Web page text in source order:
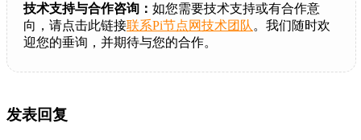
技术支持与合作咨询： 如您需要技术支持或有合作意
向，请点击此链接联系Pi节点网技术团队 。我们随时欢
迎您的垂询，并期待与您的合作。
发表回复